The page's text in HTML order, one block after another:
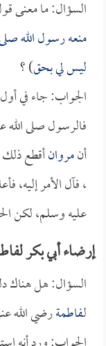
السؤال: ما معنى
منعه رسول الله
ليس لي بحق) ؟
الجواب: جاء في
فالرسول صلى الله
أنمروانأقطع
، فآل الأمر إليه،
عليه وسلم، لكن
إرضاء أبي بكر
السؤال: هل هناك
لـفاطمةرضي الله